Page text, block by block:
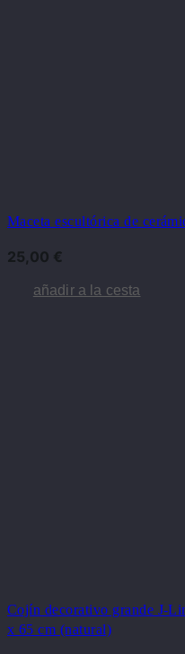
Maceta escultórica de
25,00 €
añadir a la cesta
Cojín decorativo grande J-
x 65 cm (natural)